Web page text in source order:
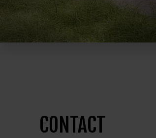
CONTACT